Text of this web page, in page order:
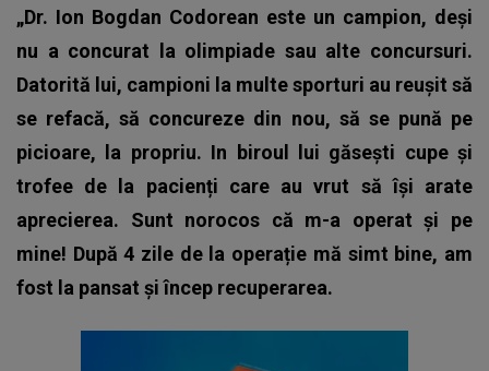
„Dr. Ion Bogdan Codorean este un campion, deși
nu a concurat la olimpiade sau alte concursuri.
Datorită lui, campioni la multe sporturi au reușit să
se refacă, să concureze din nou, să se pună pe
picioare, la propriu. In biroul lui găsești cupe și
trofee de la pacienți care au vrut să își arate
aprecierea. Sunt norocos că m-a operat și pe
mine! După 4 zile de la operație mă simt bine, am
fost la pansat și încep recuperarea.